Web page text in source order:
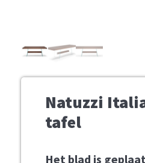
Natuzzi
tafel
Het blad is